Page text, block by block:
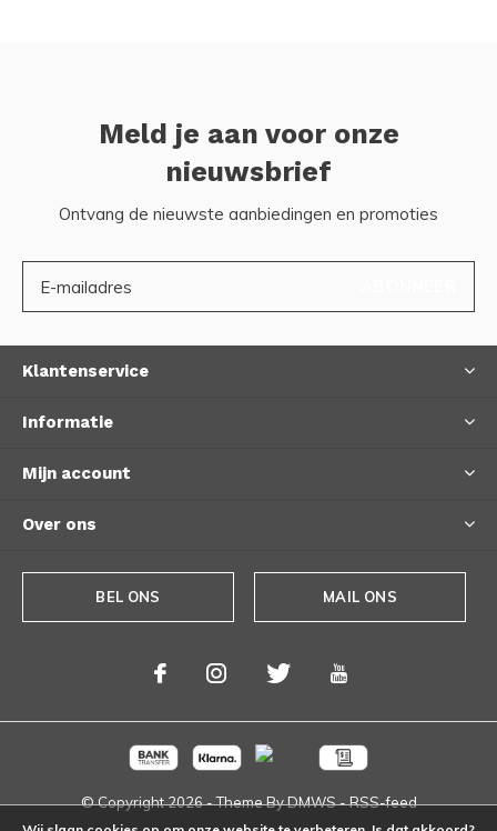
Meld je aan voor onze
nieuwsbrief
Ontvang de nieuwste aanbiedingen en promoties
Klantenservice
Informatie
Mijn account
Over ons
BEL ONS MAIL ONS
© Copyright2026- Theme ByDMWS-RSS-feed